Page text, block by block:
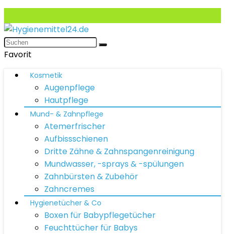
Favorit
Kosmetik
Augenpflege
Hautpflege
Mund- & Zahnpflege
Atemerfrischer
Aufbissschienen
Dritte Zähne & Zahnspangenreinigung
Mundwasser, -sprays & -spülungen
Zahnbürsten & Zubehör
Zahncremes
Hygienetücher & Co
Boxen für Babypflegetücher
Feuchttücher für Babys